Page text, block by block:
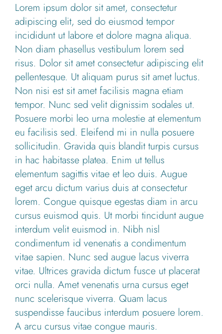
Lorem ipsum dolor sit amet, consectetur
adipiscing elit, sed do eiusmod tempor
incididunt ut labore et dolore magna aliqua.
Non diam phasellus vestibulum lorem sed
risus. Dolor sit amet consectetur adipiscing elit
pellentesque. Ut aliquam purus sit amet luctus.
Non nisi est sit amet facilisis magna etiam
tempor. Nunc sed velit dignissim sodales ut.
Posuere morbi leo urna molestie at elementum
eu facilisis sed. Eleifend mi in nulla posuere
sollicitudin. Gravida quis blandit turpis cursus
in hac habitasse platea. Enim ut tellus
elementum sagittis vitae et leo duis. Augue
eget arcu dictum varius duis at consectetur
lorem. Congue quisque egestas diam in arcu
cursus euismod quis. Ut morbi tincidunt augue
interdum velit euismod in. Nibh nisl
condimentum id venenatis a condimentum
vitae sapien. Nunc sed augue lacus viverra
vitae. Ultrices gravida dictum fusce ut placerat
orci nulla. Amet venenatis urna cursus eget
nunc scelerisque viverra. Quam lacus
suspendisse faucibus interdum posuere lorem.
A arcu cursus vitae congue mauris.